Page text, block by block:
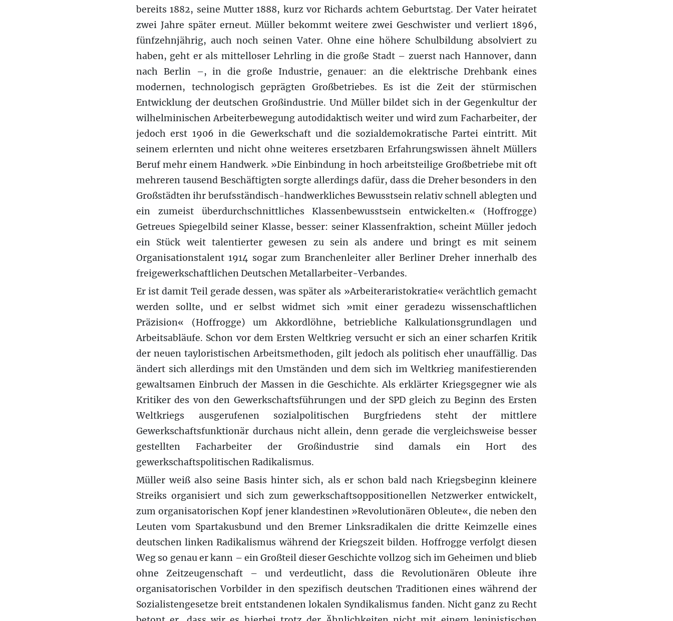
bereits 1882, seine Mutter 1888, kurz vor Richards achtem Geburtstag. Der Vater heiratet
zwei Jahre später erneut. Müller bekommt weitere zwei Geschwister und verliert 1896,
fünfzehnjährig, auch noch seinen Vater. Ohne eine höhere Schulbildung absolviert zu
haben, geht er als mittelloser Lehrling in die große Stadt – zuerst nach Hannover, dann
nach Berlin –, in die große Industrie, genauer: an die elektrische Drehbank eines
modernen, technologisch geprägten Großbetriebes. Es ist die Zeit der stürmischen
Entwicklung der deutschen Großindustrie. Und Müller bildet sich in der Gegenkultur der
wilhelminischen Arbeiterbewegung autodidaktisch weiter und wird zum Facharbeiter, der
jedoch erst 1906 in die Gewerkschaft und die sozialdemokratische Partei eintritt. Mit
seinem erlernten und nicht ohne weiteres ersetzbaren Erfahrungswissen ähnelt Müllers
Beruf mehr einem Handwerk. »Die Einbindung in hoch arbeitsteilige Großbetriebe mit oft
mehreren tausend Beschäftigten sorgte allerdings dafür, dass die Dreher besonders in den
Großstädten ihr berufsständisch-handwerkliches Bewusstsein relativ schnell ablegten und
ein zumeist überdurchschnittliches Klassenbewusstsein entwickelten.« (Hoffrogge)
Getreues Spiegelbild seiner Klasse, besser: seiner Klassenfraktion, scheint Müller jedoch
ein Stück weit talentierter gewesen zu sein als andere und bringt es mit seinem
Organisationstalent 1914 sogar zum Branchenleiter aller Berliner Dreher innerhalb des
freigewerkschaftlichen Deutschen Metallarbeiter-Verbandes.
Er ist damit Teil gerade dessen, was später als »Arbeiteraristokratie« verächtlich gemacht
werden sollte, und er selbst widmet sich »mit einer geradezu wissenschaftlichen
Präzision« (Hoffrogge) um Akkordlöhne, betriebliche Kalkulationsgrundlagen und
Arbeitsabläufe. Schon vor dem Ersten Weltkrieg versucht er sich an einer scharfen Kritik
der neuen tayloristischen Arbeitsmethoden, gilt jedoch als politisch eher unauffällig. Das
ändert sich allerdings mit den Umständen und dem sich im Weltkrieg manifestierenden
gewaltsamen Einbruch der Massen in die Geschichte. Als erklärter Kriegsgegner wie als
Kritiker des von den Gewerkschaftsführungen und der SPD gleich zu Beginn des Ersten
Weltkriegs ausgerufenen sozialpolitischen Burgfriedens steht der mittlere
Gewerkschaftsfunktionär durchaus nicht allein, denn gerade die vergleichsweise besser
gestellten Facharbeiter der Großindustrie sind damals ein Hort des
gewerkschaftspolitischen Radikalismus.
Müller weiß also seine Basis hinter sich, als er schon bald nach Kriegsbeginn kleinere
Streiks organisiert und sich zum gewerkschaftsoppositionellen Netzwerker entwickelt,
zum organisatorischen Kopf jener klandestinen »Revolutionären Obleute«, die neben den
Leuten vom Spartakusbund und den Bremer Linksradikalen die dritte Keimzelle eines
deutschen linken Radikalismus während der Kriegszeit bilden. Hoffrogge verfolgt diesen
Weg so genau er kann – ein Großteil dieser Geschichte vollzog sich im Geheimen und blieb
ohne Zeitzeugenschaft – und verdeutlicht, dass die Revolutionären Obleute ihre
organisatorischen Vorbilder in den spezifisch deutschen Traditionen eines während der
Sozialistengesetze breit entstandenen lokalen Syndikalismus fanden. Nicht ganz zu Recht